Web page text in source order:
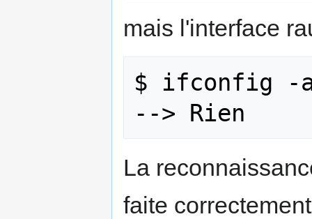
mais l'interface
$ ifconfig -
La
faite